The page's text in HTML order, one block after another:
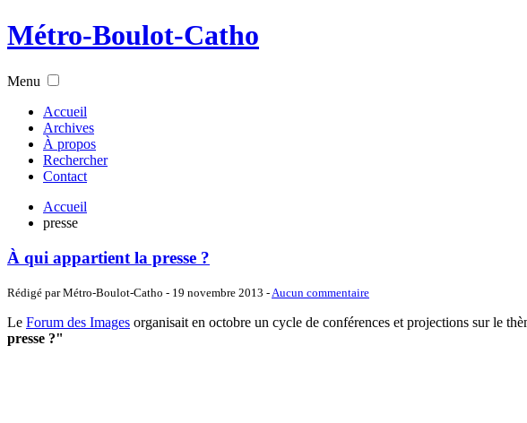
Métro-Boulot-Catho
Menu
Accueil
Archives
À propos
Rechercher
Contact
Accueil
presse
À qui appartient la presse ?
Rédigé par Métro-Boulot-Catho - 19 novembre 2013 -Aucun commentaire
Le Forum des Images organisait en octobre un cycle de conférences et projections sur le
presse ?"